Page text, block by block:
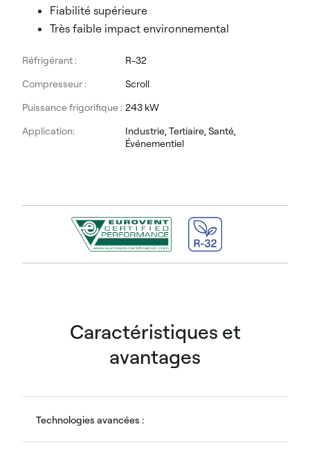
Fiabilité supérieure
Très faible impact environnemental
Réfrigérant :
R-32
Compresseur :
Scroll
Puissance frigorifique : 243 kW
Application:
Industrie, Tertiaire, Santé,
Événementiel
Caractéristiques et
avantages
Technologies avancées :